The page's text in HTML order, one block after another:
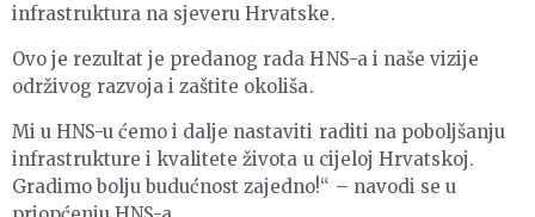
infrastruktura na sjeveru Hrvatske.
Ovo je rezultat je predanog rada HNS-a i naše vizije
održivog razvoja i zaštite okoliša.
Mi u HNS-u ćemo i dalje nastaviti raditi na poboljšanju
infrastrukture i kvalitete života u cijeloj Hrvatskoj.
Gradimo bolju budućnost zajedno!“ – navodi se u